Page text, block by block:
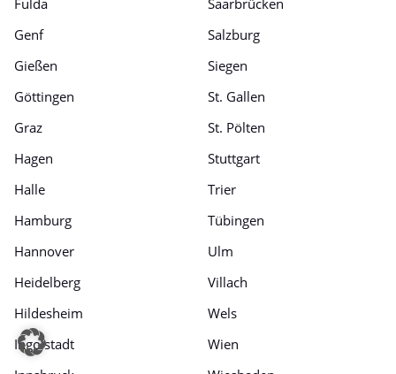
Fulda
Genf
Gießen
Göttingen
Graz
Hagen
Halle
Hamburg
Hannover
Heidelberg
Hildesheim
Ingolstadt
Saarbrücken
Salzburg
Siegen
St. Gallen
St. Pölten
Stuttgart
Trier
Tübingen
Ulm
Villach
Wels
Wien